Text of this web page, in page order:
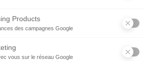
10h à 19h et 24h/24 par mail :